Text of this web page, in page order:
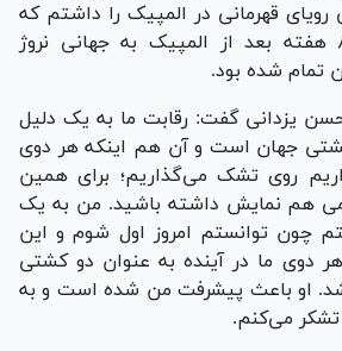
رویای قهرمانی در المپیک را داشتم که
به آن رسیدم. اگر ۸ هفته بعد از المپیک به جهانی نروژ
تمام شده بود.
حسن یزدانی گفت: رقابت ما به یک دلیل
جهان است و آن هم اینکه هر دوی
روی تشک می‌گذاریم؛ برای همین
هم نمایش داشته باشید. من به یک
چون توانستم امروز اول شوم و این
ما در آینده به عنوان دو کشتی
او باعث پیشرفت من شده است و به
تشکر می‌کنم.